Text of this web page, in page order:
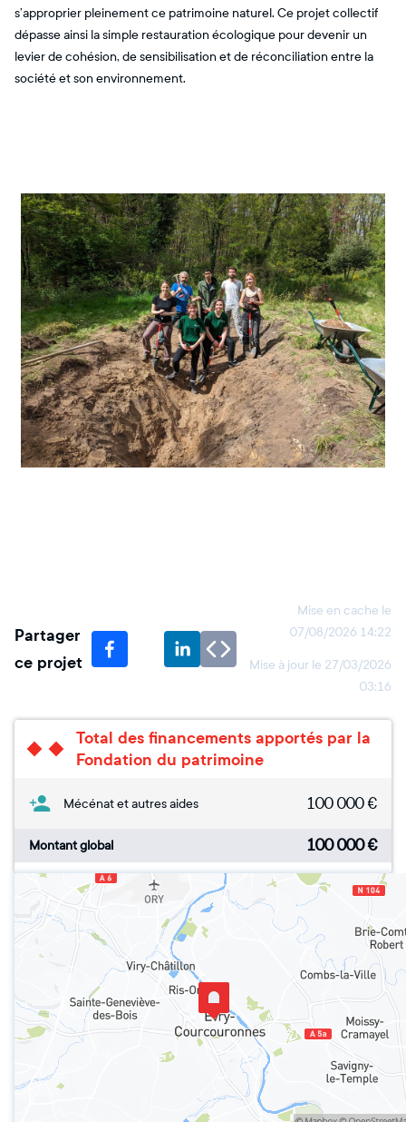
s’approprier pleinement ce patrimoine naturel. Ce projet collectif
dépasse ainsi la simple restauration écologique pour devenir un
levier de cohésion, de sensibilisation et de réconciliation entre la
société et son environnement.
Partager
ce projet
Mise en cache le
07/08/2026 14:22
Mise à jour le 27/03/2026
03:16
Total des financements apportés par la
Fondation du patrimoine
Mécénat et autres aides 100 000€
Montant global 100 000€